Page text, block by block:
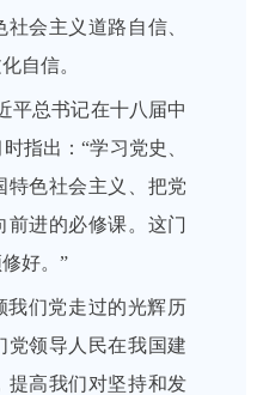
会主义道路自信、
自信。
平总书记在十八届中
指出：“学习党史、
特色社会主义、把党
前进的必修课。这门
好。”
我们党走过的光辉历
党领导人民在我国建
提高我们对坚持和发